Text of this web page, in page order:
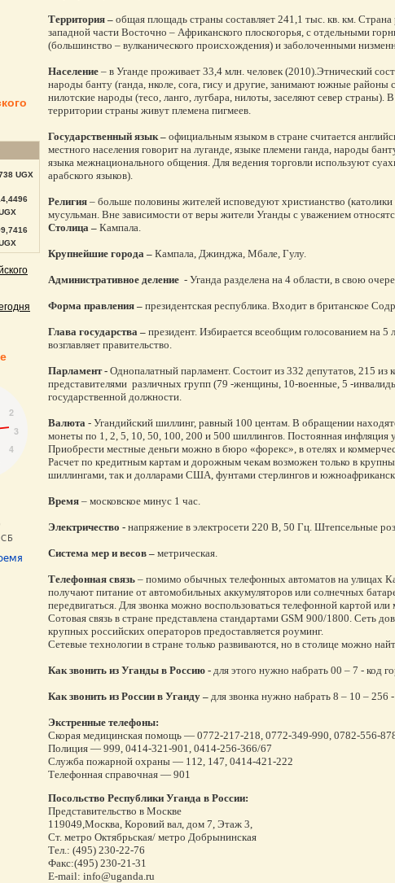
UGX
Территория – общая площадь страны составляет 241,1 тыс. кв. км. Страна
западной части Восточно – Африканского плоскогорья, с отдельными
(большинство – вулканического происхождения) и заболоченными
Население – в Уганде проживает 33,4 млн. человек (2010).Этнический
народы банту (ганда, нколе, сога, гису и другие, занимают южные районы
нилотские народы (тесо, ланго, лугбара, нилоты, заселяют север страны).
территории страны живут племена пигмеев.
Государственный язык – официальным языком в стране считается
местного населения говорит на луганде, языке племени ганда, народы
языка межнационального общения. Для ведения торговли используют
арабского языков).
Религия – больше половины жителей исповедуют христианство
мусульман. Вне зависимости от веры жители Уганды с уважением
Столица – Кампала.
Крупнейшие города – Кампала, Джинджа, Мбале, Гулу.
Административное деление - Уганда разделена на 4 области, в свою
Форма правления – президентская республика. Входит в британское
Глава государства – президент. Избирается всеобщим голосованием на 5
возглавляет правительство.
Парламент - Однопалатный парламент. Состоит из 332 депутатов, 215 из
представителями различных групп (79 -женщины, 10-военные, 5 -
государственной должности.
Валюта - Угандийский шиллинг, равный 100 центам. В обращении
монеты по 1, 2, 5, 10, 50, 100, 200 и 500 шиллингов. Постоянная инфляция
Приобрести местные деньги можно в бюро «форекс», в отелях и
Расчет по кредитным картам и дорожным чекам возможен только в
шиллингами, так и долларами США, фунтами стерлингов и
Время – московское минус 1 час.
Электричество - напряжение в электросети 220 В, 50 Гц. Штепсельные
Система мер и весов – метрическая.
Телефонная связь – помимо обычных телефонных автоматов на улицах
получают питание от автомобильных аккумуляторов или солнечных
передвигаться. Для звонка можно воспользоваться телефонной картой или
Сотовая связь в стране представлена стандартами GSM 900/1800. Сеть
крупных российских операторов предоставляется роуминг.
Сетевые технологии в стране только развиваются, но в столице можно
Как звонить из Уганды в Россию - для этого нужно набрать 00 – 7 - код
Как звонить из России в Уганду – для звонка нужно набрать 8 – 10 – 256
Экстренные телефоны:
Скорая медицинская помощь — 0772-217-218, 0772-349-990, 0782-556-
Полиция — 999, 0414-321-901, 0414-256-366/67
Служба пожарной охраны — 112, 147, 0414-421-222
Телефонная справочная — 901
Посольство Республики Уганда в России:
Представительство в Москве
119049,Москва, Коровий вал, дом 7, Этаж 3,
Ст. метро Октябрьская/ метро Добрынинская
Тел.: (495) 230-22-76
Факс:(495) 230-21-31
E-mail: info@uganda.ru